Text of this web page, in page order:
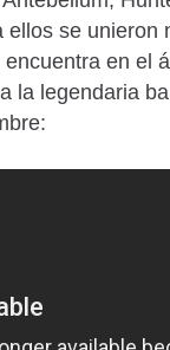
se unieron
en el
la legendaria